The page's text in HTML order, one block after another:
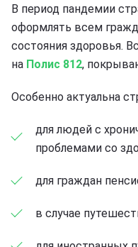
В период пандемии
оформлять всем
состояния здоровья.
на Полис 812,
Особенно актуальна
для людей с
проблемами со
для граждан
в случае